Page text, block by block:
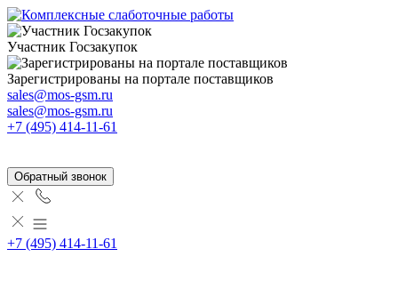
Участник Госзакупок
Зарегистрированы на портале поставщиков
sales@mos-gsm.ru
sales@mos-gsm.ru
+7 (495) 414-11-61
Обратный звонок
+7 (495) 414-11-61